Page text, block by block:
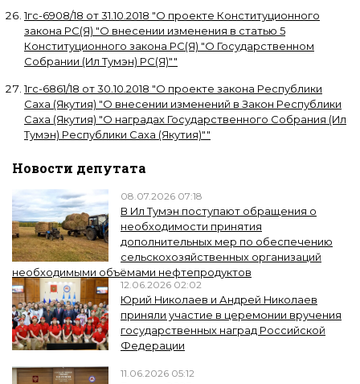
1гс-6908/18 от31.10.2018 "О проекте Конституционного
закона РС(Я) "О внесении изменения в статью 5
Конституционного закона РС(Я) "О Государственном
Собрании (Ил Тумэн) РС(Я)""
1гс-6861/18 от30.10.2018 "О проекте закона Республики
Саха (Якутия) "О внесении изменений в Закон Республики
Саха (Якутия) "О наградах Государственного Собрания (Ил
Тумэн) Республики Саха (Якутия)""
Новости депутата
08.07.2026 07:18
В Ил Тумэн поступают обращения о
необходимости принятия
дополнительных мер по обеспечению
сельскохозяйственных организаций
необходимыми объёмами нефтепродуктов
12.06.2026 02:02
Юрий Николаев и Андрей Николаев
приняли участие в церемонии вручения
государственных наград Российской
Федерации
11.06.2026 05:12